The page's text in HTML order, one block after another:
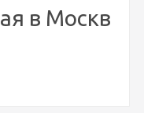
в Москв